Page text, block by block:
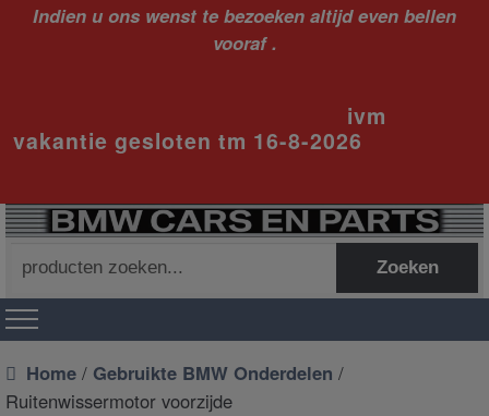
Indien u ons wenst te bezoeken altijd even bellen
vooraf .
ivm
vakantie gesloten tm 16-8-2026
naar:
Zoeken
Home / Gebruikte BMW Onderdelen /
Ruitenwissermotor voorzijde